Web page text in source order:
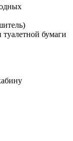
бумаги